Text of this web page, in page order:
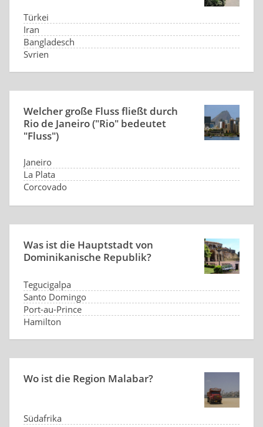
Türkei
Iran
Bangladesch
Syrien
Welcher große Fluss fließt durch
Rio de Janeiro ("Rio" bedeutet
"Fluss")
Janeiro
La Plata
Corcovado
Was ist die Hauptstadt von
Dominikanische Republik?
Tegucigalpa
Santo Domingo
Port-au-Prince
Hamilton
Wo ist die Region Malabar?
Südafrika